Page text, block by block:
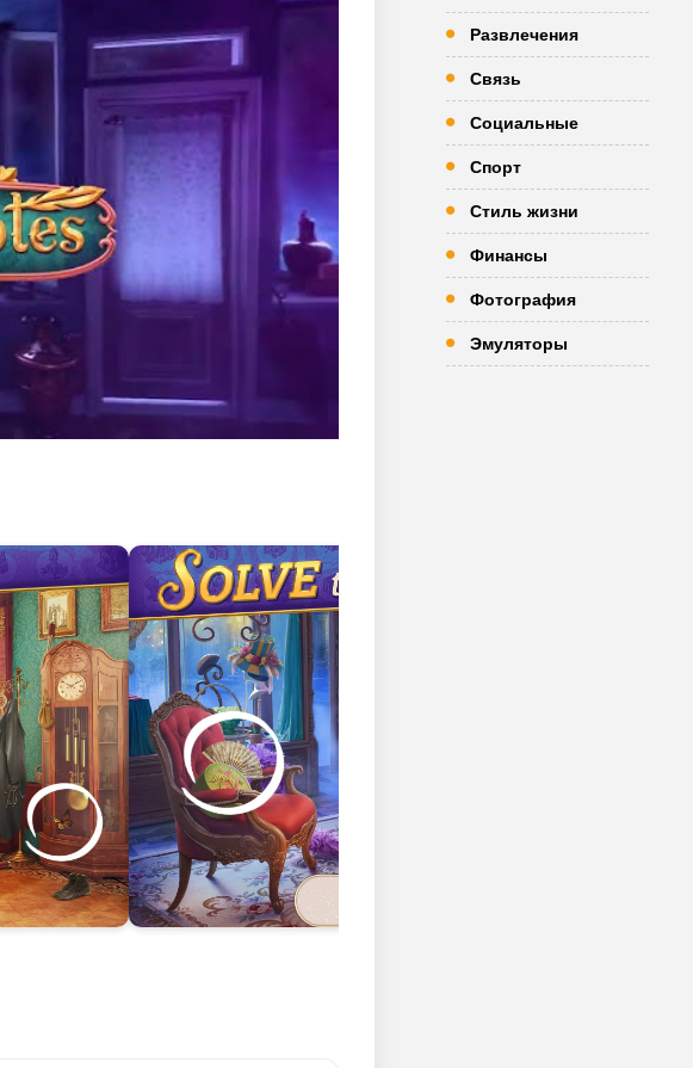
Развлечения
Связь
Социальные
Спорт
Стиль жизни
Финансы
Фотография
Эмуляторы